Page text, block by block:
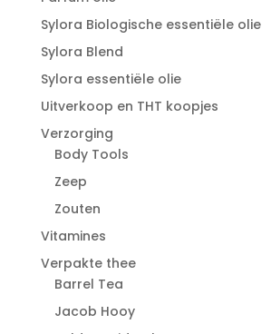
Sylora Biologische essentiële olie
Sylora Blend
Sylora essentiële olie
Uitverkoop en THT koopjes
Verzorging
Body Tools
Zeep
Zouten
Vitamines
Verpakte thee
Barrel Tea
Jacob Hooy